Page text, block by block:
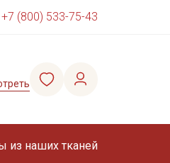
+7 (800) 533-75-43
из наших тканей